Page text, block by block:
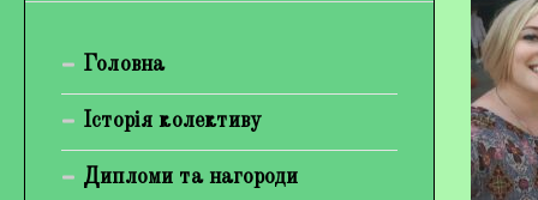
Гірієнко Ірина Михайлівна
Галерея
Відеогалерея
Головна
Історія колективу
Дипломи та нагороди